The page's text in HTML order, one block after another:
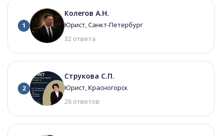
1
Колегов А.Н.
Юрист, Санкт-Петербург
32 ответа
2
Струкова С.П.
Юрист, Красногорск
26 ответов